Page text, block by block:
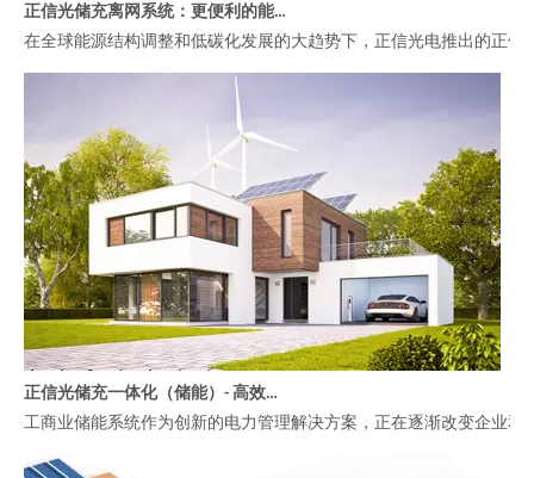
在全球能源结构调整和低碳化发展的大趋势下，正信光电推出的正
工商业储能系统作为创新的电力管理解决方案，正在逐渐改变企业